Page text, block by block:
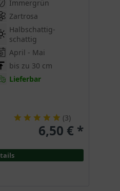
Immergrün
Zartrosa
Halbschattig-
schattig
April - Mai
bis zu 30 cm
Lieferbar
(3)
6,50 € *